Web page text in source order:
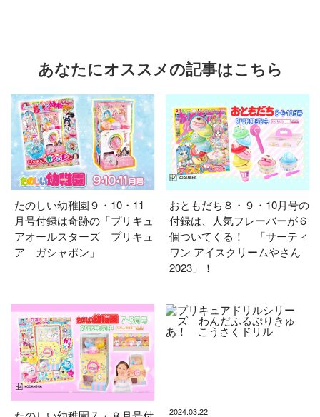
あなたにオススメの記事はこちら
たのしい幼稚園９・10・11
月号付録は奇跡の「プリキュ
アオールスターズ プリキュ
ア ガシャポン」
おともだち８・９・10月号の
付録は、人気フレーバーが６
個ついてくる！ 「サーティ
ワン アイスクリームやさん
2023」！
2024.03.22